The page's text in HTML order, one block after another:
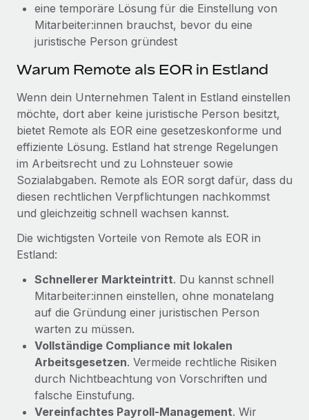
Wie Phiture 55 Mitarbeiter:innen in 19 Ländern
mit Remote verwaltet
Wachstumsberatung für mobile Apps. Das...
Mehr erfahren
eine temporäre Lösung für die Einstellung von
Mitarbeiter:innen brauchst, bevor du eine
juristische Person gründest
Warum Remote als EOR in Estland
Wenn dein Unternehmen Talent in Estland einstellen
möchte, dort aber keine juristische Person besitzt,
bietet Remote als EOR eine gesetzeskonforme und
effiziente Lösung. Estland hat strenge Regelungen
im Arbeitsrecht und zu Lohnsteuer sowie
Sozialabgaben. Remote als EOR sorgt dafür, dass du
diesen rechtlichen Verpflichtungen nachkommst
und gleichzeitig schnell wachsen kannst.
Die wichtigsten Vorteile von Remote als EOR in
Estland:
Schnellerer Markteintritt. Du kannst schnell
Mitarbeiter:innen einstellen, ohne monatelang
auf die Gründung einer juristischen Person
warten zu müssen.
Vollständige Compliance mit lokalen
Arbeitsgesetzen. Vermeide rechtliche Risiken
durch Nichtbeachtung von Vorschriften und
falsche Einstufung.
Vereinfachtes Payroll-Management. Wir